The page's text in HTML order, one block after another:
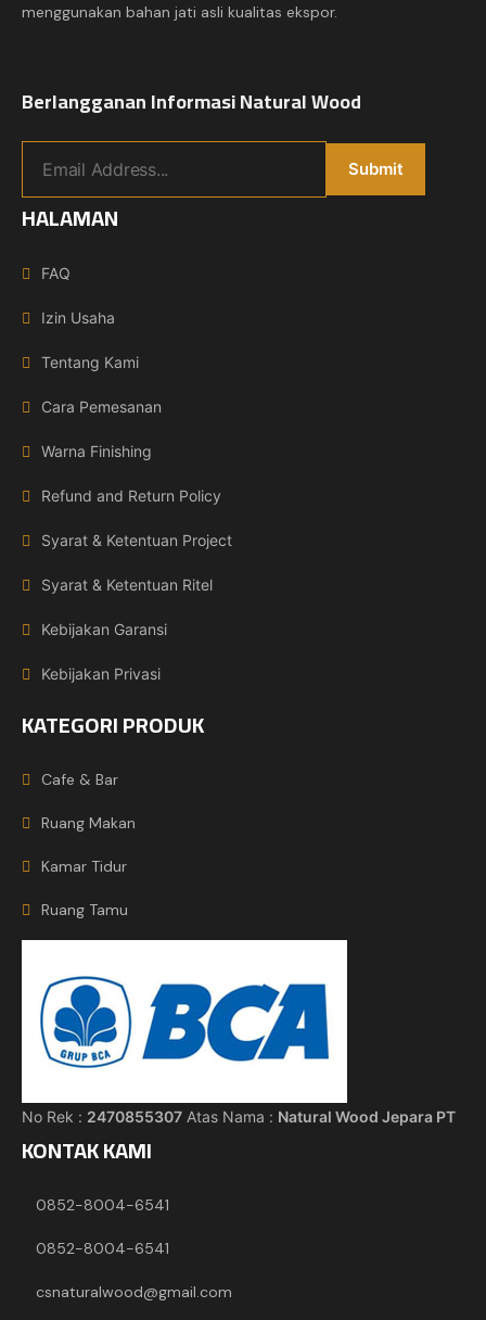
menggunakan bahan jati asli kualitas ekspor.
Berlangganan Informasi Natural Wood
HALAMAN
FAQ
Izin Usaha
Tentang Kami
Cara Pemesanan
Warna Finishing
Refund and Return Policy
Syarat & Ketentuan Project
Syarat & Ketentuan Ritel
Kebijakan Garansi
Kebijakan Privasi
KATEGORI PRODUK
Cafe & Bar
Ruang Makan
Kamar Tidur
Ruang Tamu
No Rek : 2470855307 Atas Nama : Natural Wood Jepara PT
KONTAK KAMI
0852-8004-6541
0852-8004-6541
csnaturalwood@gmail.com